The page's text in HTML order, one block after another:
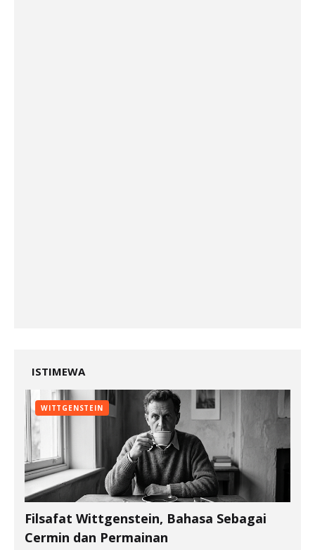
ISTIMEWA
WITTGENSTEIN
Filsafat Wittgenstein, Bahasa Sebagai
Cermin dan Permainan